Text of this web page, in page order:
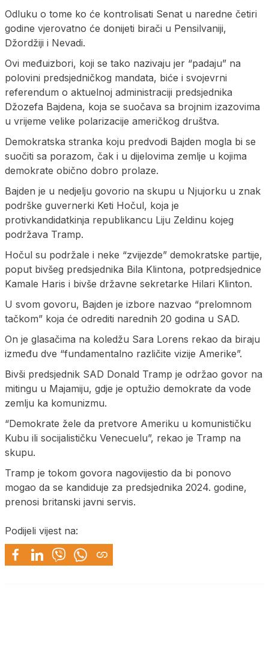
Odluku o tome ko će kontrolisati Senat u naredne četiri
godine vjerovatno će donijeti birači u Pensilvaniji,
Džordžiji i Nevadi.
Ovi međuizbori, koji se tako nazivaju jer “padaju” na
polovini predsjedničkog mandata, biće i svojevrni
referendum o aktuelnoj administraciji predsjednika
Džozefa Bajdena, koja se suočava sa brojnim izazovima
u vrijeme velike polarizacije američkog društva.
Demokratska stranka koju predvodi Bajden mogla bi se
suočiti sa porazom, čak i u dijelovima zemlje u kojima
demokrate obično dobro prolaze.
Bajden je u nedjelju govorio na skupu u Njujorku u znak
podrške guvernerki Keti Hočul, koja je
protivkandidatkinja republikancu Liju Zeldinu kojeg
podržava Tramp.
Hočul su podržale i neke “zvijezde” demokratske partije,
poput bivšeg predsjednika Bila Klintona, potpredsjednice
Kamale Haris i bivše državne sekretarke Hilari Klinton.
U svom govoru, Bajden je izbore nazvao “prelomnom
tačkom” koja će odrediti narednih 20 godina u SAD.
On je glasačima na koledžu Sara Lorens rekao da biraju
između dve “fundamentalno različite vizije Amerike”.
Bivši predsjednik SAD Donald Tramp je održao govor na
mitingu u Majamiju, gdje je optužio demokrate da vode
zemlju ka komunizmu.
“Demokrate žele da pretvore Ameriku u komunističku
Kubu ili socijalističku Venecuelu”, rekao je Tramp na
skupu.
Tramp je tokom govora nagovijestio da bi ponovo
mogao da se kandiduje za predsjednika 2024. godine,
prenosi britanski javni servis.
Podijeli vijest na: